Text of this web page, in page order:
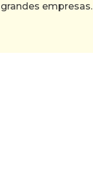
empresas.